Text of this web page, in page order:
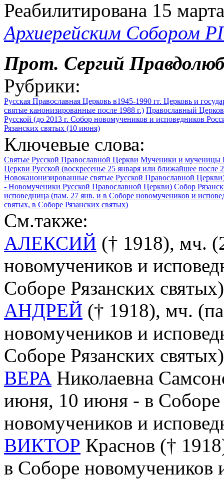
Реабилитирована 15
Архиерейским Собором
Прот. Сергий
Рубрики:
Русская Православная Церковь в1945-1990 гг. Церковь и
святые канонизированные после 1988 г.) Православный
Русской (до 2013 г. Собор новомучеников и исповедников
Рязанских святых (10 июня)
Ключевые слова:
Святые Русской Православной Церкви Мученики и мученицы
Церкви Русской (воскресенье 25 января или ближайшее после
Новоканонизированные святые Русской Православной
- Новомученики Русской Православной Церкви) Собор
исповедница (пам. 27 янв. и в Соборе новомучеников и
святых, в Соборе Рязанских святых)
См.также:
АЛЕКСИЙ († 1918), мч.
новомучеников и
Соборе Рязанских святых)
АНДРЕЙ († 1918), мч.
новомучеников и
Соборе Рязанских святых)
ВЕРА Николаевна
июня, 10 июня - в Соборе
новомучеников и
ВИКТОР Краснов (†
в Соборе новомучеников